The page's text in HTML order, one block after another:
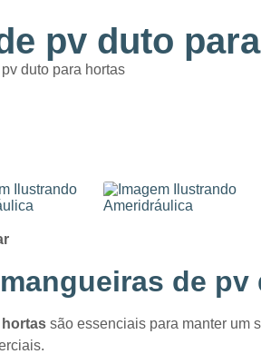
duto para hortas
pv duto
mangueiras de
são essenciais para manter um